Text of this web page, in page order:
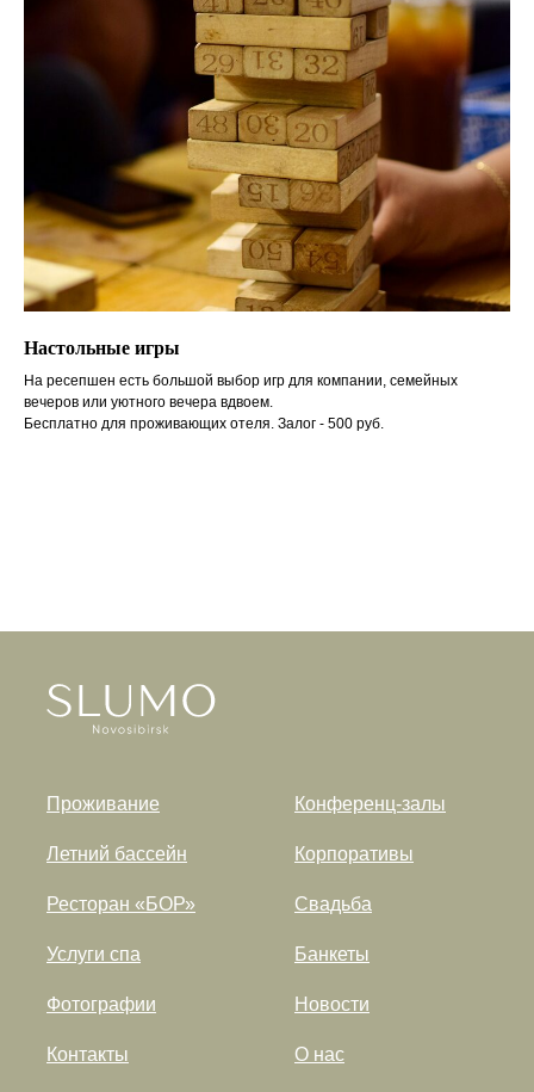
Настольные игры
На ресепшен есть большой выбор игр для компании, семейных
вечеров или уютного вечера вдвоем.
Бесплатно для проживающих отеля. Залог - 500 руб.
Проживание
Ресторан «БОР»
Услуги спа
Летний бассейн
О нас
Новости
Конференц-залы
Корпоративы
Фотографии
Свадьба
Банкеты
Контакты